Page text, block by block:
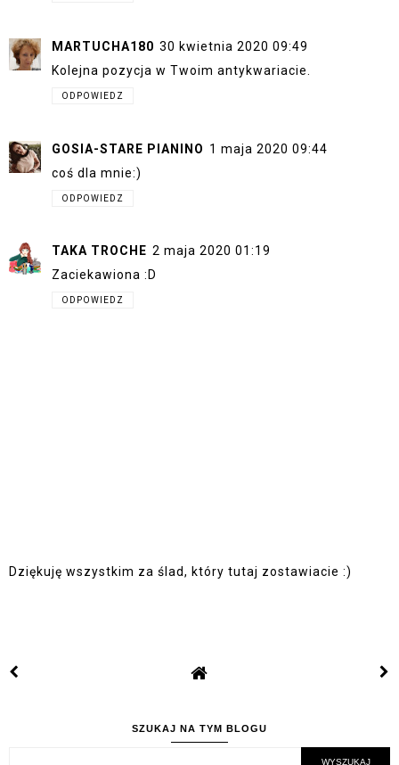
MARTUCHA180 30 kwietnia 2020 09:49
Kolejna pozycja w Twoim antykwariacie.
ODPOWIEDZ
GOSIA-STARE PIANINO 1 maja 2020 09:44
coś dla mnie:)
ODPOWIEDZ
TAKA TROCHE 2 maja 2020 01:19
Zaciekawiona :D
ODPOWIEDZ
Dziękuję wszystkim za ślad, który tutaj zostawiacie :)
SZUKAJ NA TYM BLOGU